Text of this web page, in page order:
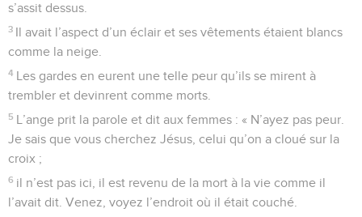
s’assit dessus.
3 Il avait l’aspect d’un éclair et ses vêtements étaient blancs
comme la neige.
4 Les gardes en eurent une telle peur qu’ils se mirent à
trembler et devinrent comme morts.
5 L’ange prit la parole et dit aux femmes : « N’ayez pas peur.
Je sais que vous cherchez Jésus, celui qu’on a cloué sur la
croix ;
6 il n’est pas ici, il est revenu de la mort à la vie comme il
l’avait dit. Venez, voyez l’endroit où il était couché.